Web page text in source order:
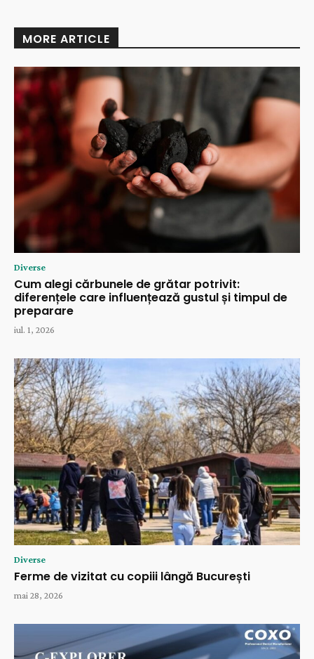
MORE ARTICLE
Diverse
Cum alegi cărbunele de grătar potrivit:
diferențele care influențează gustul și timpul de
preparare
iul. 1, 2026
Diverse
Ferme de vizitat cu copiii lângă București
mai 28, 2026